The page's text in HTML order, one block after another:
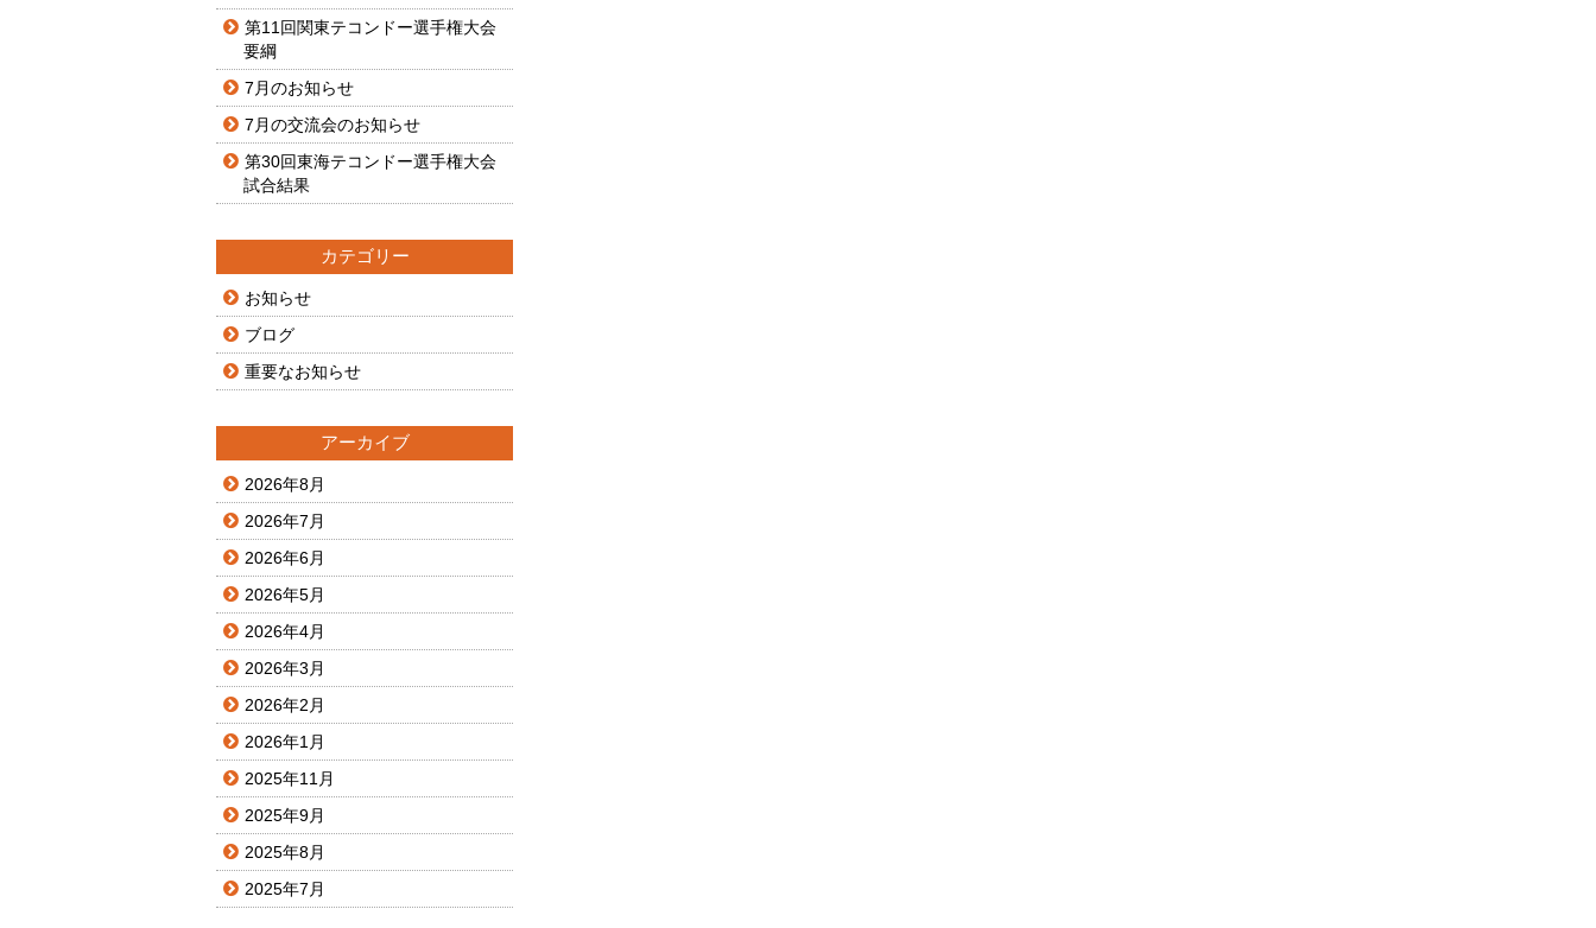
第11回関東テコンドー選手権大会
要綱
7月のお知らせ
7月の交流会のお知らせ
第30回東海テコンドー選手権大会
試合結果
カテゴリー
お知らせ
ブログ
重要なお知らせ
アーカイブ
2026年8月
2026年7月
2026年6月
2026年5月
2026年4月
2026年3月
2026年2月
2026年1月
2025年11月
2025年9月
2025年8月
2025年7月